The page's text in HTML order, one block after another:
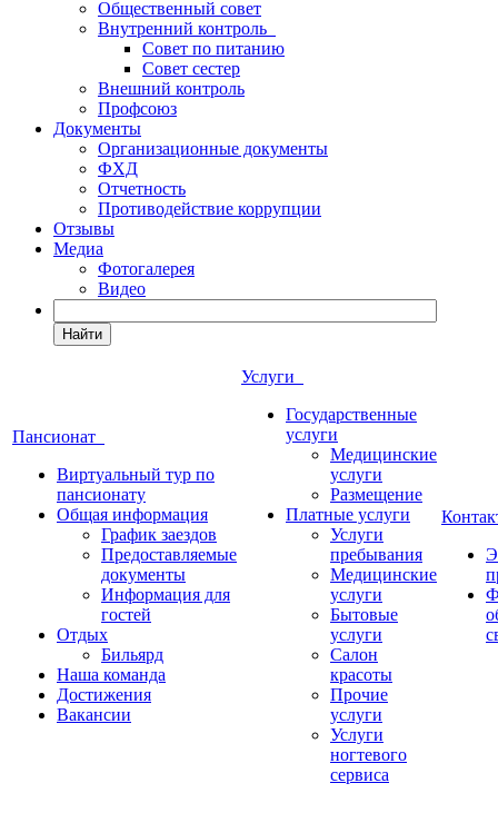
Общественный совет
Внутренний контроль
Совет по питанию
Совет сестер
Внешний контроль
Профсоюз
Документы
Организационные документы
ФХД
Отчетность
Противодействие коррупции
Отзывы
Медиа
Фотогалерея
Видео
Найти
Пансионат
Виртуальный тур по
пансионату
Общая информация
График заездов
Предоставляемые
документы
Информация для
гостей
Отдых
Бильярд
Наша команда
Достижения
Вакансии
Услуги
Государственные
услуги
Медицинские
услуги
Размещение
Платные услуги
Услуги
пребывания
Медицинские
услуги
Бытовые
услуги
Салон
красоты
Прочие
услуги
Услуги
ногтевого
сервиса